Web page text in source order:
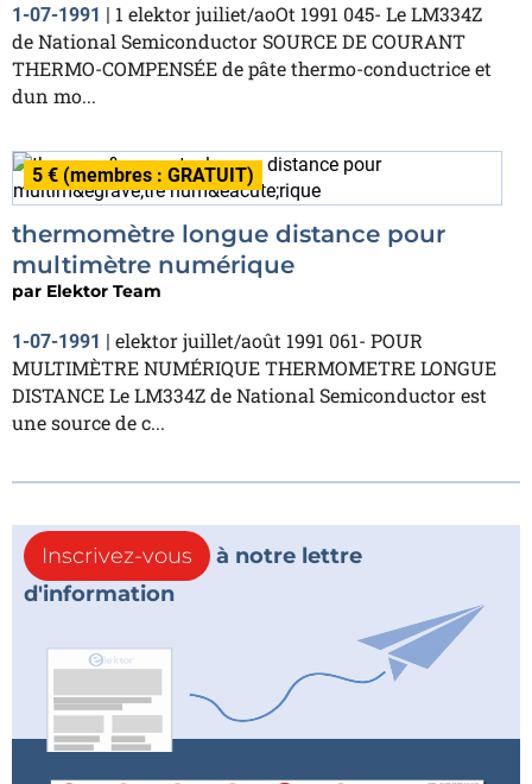
1-07-1991
1 elektor juiliet/aoOt 1991 045- Le LM334Z
de National Semiconductor SOURCE DE COURANT
THERMO-COMPENSÉE de pâte thermo-conductrice et
dun mo...
5 € (membres : GRATUIT)
thermomètre longue distance pour
multimètre numérique
par Elektor Team
1-07-1991
elektor juillet/août 1991 061- POUR
MULTIMÈTRE NUMÉRIQUE THERMOMETRE LONGUE
DISTANCE Le LM334Z de National Semiconductor est
une source de c...
Inscrivez-vous
à notre lettre
d'information